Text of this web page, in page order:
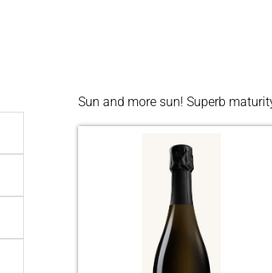
Sun and more sun! Superb